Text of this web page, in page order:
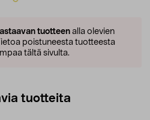
tuotteenalla olevien
poistuneesta tuotteesta
tältä sivulta.
tuotteita